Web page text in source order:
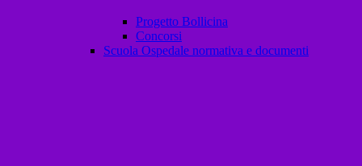
Progetto Bollicina
Concorsi
Scuola Ospedale normativa e documenti